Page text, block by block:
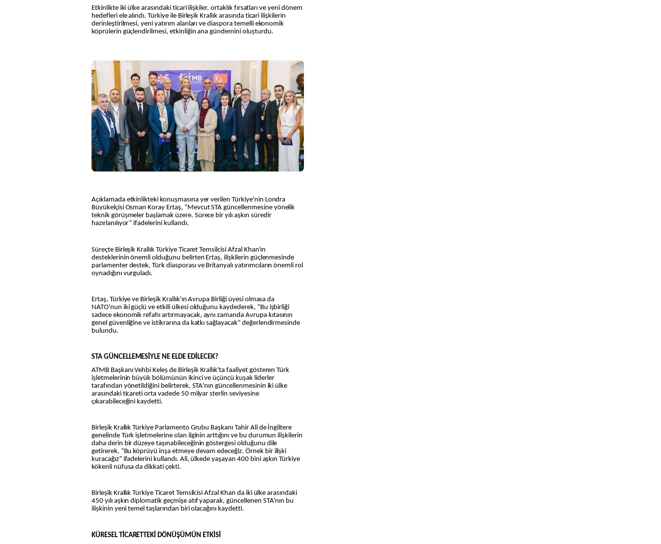
Etkinlikte iki ülke arasındaki ticari ilişkiler, ortaklık fırsatları ve yeni dönem
hedefleri ele alındı. Türkiye ile Birleşik Krallık arasında ticari ilişkilerin
derinleştirilmesi, yeni yatırım alanları ve diaspora temelli ekonomik
köprülerin güçlendirilmesi, etkinliğin ana gündemini oluşturdu.
Açıklamada etkinlikteki konuşmasına yer verilen Türkiye'nin Londra
Büyükelçisi Osman Koray Ertaş, “Mevcut STA güncellenmesine yönelik
teknik görüşmeler başlamak üzere. Sürece bir yılı aşkın süredir
hazırlanılıyor” ifadelerini kullandı.
Süreçte Birleşik Krallık Türkiye Ticaret Temsilcisi Afzal Khan'ın
desteklerinin önemli olduğunu belirten Ertaş, ilişkilerin güçlenmesinde
parlamenter destek, Türk diasporası ve Britanyalı yatırımcıların önemli rol
oynadığını vurguladı.
Ertaş, Türkiye ve Birleşik Krallık'ın Avrupa Birliği üyesi olmasa da
NATO'nun iki güçlü ve etkili ülkesi olduğunu kaydederek, “Bu işbirliği
sadece ekonomik refahı artırmayacak, aynı zamanda Avrupa kıtasının
genel güvenliğine ve istikrarına da katkı sağlayacak” değerlendirmesinde
bulundu.
STA GÜNCELLEMESİYLE NE ELDE EDİLECEK?
ATMB Başkanı Vehbi Keleş de Birleşik Krallık'ta faaliyet gösteren Türk
işletmelerinin büyük bölümünün ikinci ve üçüncü kuşak liderler
tarafından yönetildiğini belirterek, STA'nın güncellenmesinin iki ülke
arasındaki ticareti orta vadede 50 milyar sterlin seviyesine
çıkarabileceğini kaydetti.
Birleşik Krallık Türkiye Parlamento Grubu Başkanı Tahir Ali de İngiltere
genelinde Türk işletmelerine olan ilginin arttığını ve bu durumun ilişkilerin
daha derin bir düzeye taşınabileceğinin göstergesi olduğunu dile
getirerek, “Bu köprüyü inşa etmeye devam edeceğiz. Örnek bir ilişki
kuracağız” ifadelerini kullandı. Ali, ülkede yaşayan 400 bini aşkın Türkiye
kökenli nüfusa da dikkati çekti.
Birleşik Krallık Türkiye Ticaret Temsilcisi Afzal Khan da iki ülke arasındaki
450 yılı aşkın diplomatik geçmişe atıf yaparak, güncellenen STA'nın bu
ilişkinin yeni temel taşlarından biri olacağını kaydetti.
KÜRESEL TİCARETTEKİ DÖNÜŞÜMÜN ETKİSİ